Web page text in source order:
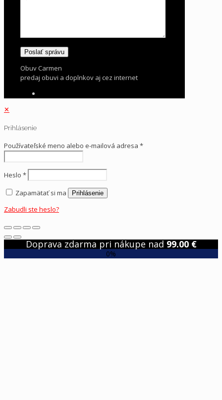
Obuv Carmen
predaj obuvi a doplnkov aj cez internet
✕
Prihlásenie
Používateľské meno alebo e-mailová adresa *
Heslo *
Zapamätať si ma
Prihlásenie
Zabudli ste heslo?
Doprava zdarma pri nákupe nad 99.00 €
0%